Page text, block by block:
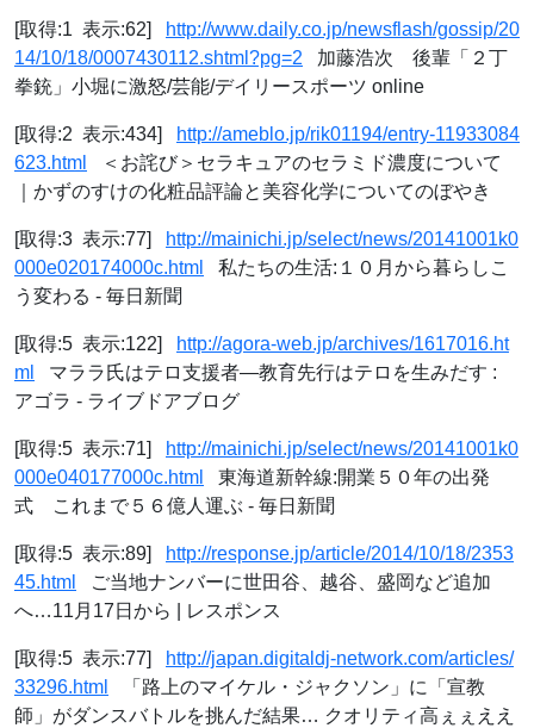
[取得:1 表示:62]
http://www.daily.co.jp/newsflash/gossip/20
14/10/18/0007430112.shtml?pg=2 加藤浩次 後輩「２丁
拳銃」小堀に激怒/芸能/デイリースポーツ online
[取得:2 表示:434]
http://ameblo.jp/rik01194/entry-11933084
623.html
＜お詫び＞セラキュアのセラミド濃度について
｜かずのすけの化粧品評論と美容化学についてのぼやき
[取得:3 表示:77]
http://mainichi.jp/select/news/20141001k0
000e020174000c.html
私たちの生活:１０月から暮らしこ
う変わる - 毎日新聞
[取得:5 表示:122]
http://agora-web.jp/archives/1617016.ht
ml
マララ氏はテロ支援者―教育先行はテロを生みだす :
アゴラ - ライブドアブログ
[取得:5 表示:71]
http://mainichi.jp/select/news/20141001k0
000e040177000c.html
東海道新幹線:開業５０年の出発
式 これまで５６億人運ぶ - 毎日新聞
[取得:5 表示:89]
http://response.jp/article/2014/10/18/2353
45.html
ご当地ナンバーに世田谷、越谷、盛岡など追加
へ…11月17日から | レスポンス
[取得:5 表示:77]
http://japan.digitaldj-network.com/articles/
33296.html
「路上のマイケル・ジャクソン」に「宣教
師」がダンスバトルを挑んだ結果… クオリティ高ぇぇええ